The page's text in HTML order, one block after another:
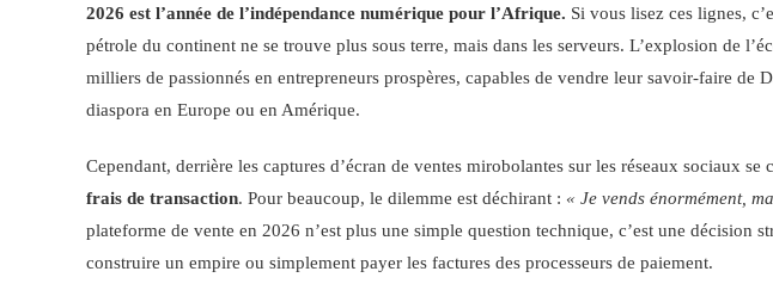
2026 est l’année de l’indépendance numérique pour l’Afrique. Si vous lisez ces lignes,
pétrole du continent ne se trouve plus sous terre, mais dans les serveurs. L’explosion de
milliers de passionnés en entrepreneurs prospères, capables de vendre leur savoir-faire de
diaspora en Europe ou en Amérique.
Cependant, derrière les captures d’écran de ventes mirobolantes sur les réseaux sociaux
frais de transaction. Pour beaucoup, le dilemme est déchirant : « Je vends énormément,
plateforme de vente en 2026 n’est plus une simple question technique, c’est une décision
construire un empire ou simplement payer les factures des processeurs de paiement.